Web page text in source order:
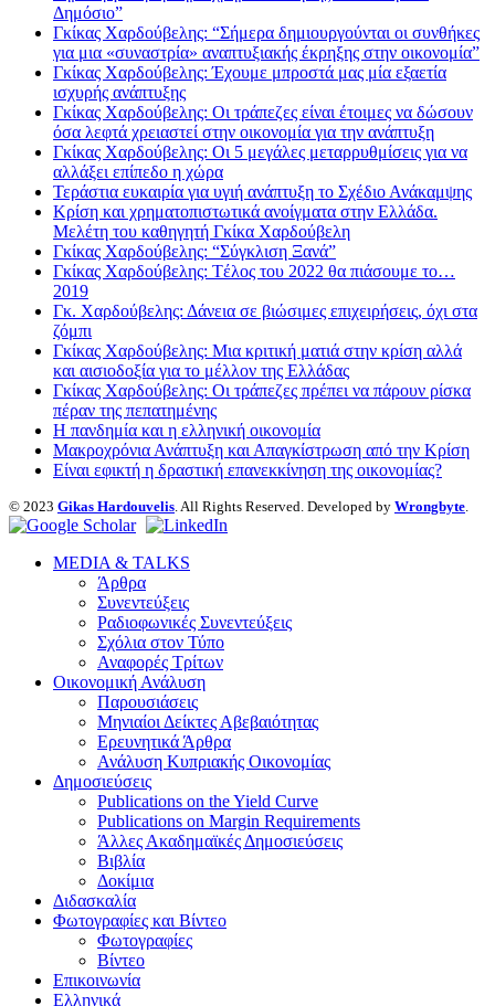
Δημόσιο”
Γκίκας Χαρδούβελης: “Σήμερα δημιουργούνται οι συνθήκες
για μια «συναστρία» αναπτυξιακής έκρηξης στην οικονομία”
Γκίκας Χαρδούβελης: Έχουμε μπροστά μας μία εξαετία
ισχυρής ανάπτυξης
Γκίκας Χαρδούβελης: Οι τράπεζες είναι έτοιμες να δώσουν
όσα λεφτά χρειαστεί στην οικονομία για την ανάπτυξη
Γκίκας Χαρδούβελης: Οι 5 μεγάλες μεταρρυθμίσεις για να
αλλάξει επίπεδο η χώρα
Τεράστια ευκαιρία για υγιή ανάπτυξη το Σχέδιο Ανάκαμψης
Κρίση και χρηματοπιστωτικά ανοίγματα στην Ελλάδα.
Μελέτη του καθηγητή Γκίκα Χαρδούβελη
Γκίκας Χαρδούβελης: “Σύγκλιση Ξανά”
Γκίκας Χαρδούβελης: Tέλος του 2022 θα πιάσουμε το…
2019
Γκ. Χαρδούβελης: Δάνεια σε βιώσιμες επιχειρήσεις, όχι στα
ζόμπι
Γκίκας Χαρδούβελης: Μια κριτική ματιά στην κρίση αλλά
και αισιοδοξία για το μέλλον της Ελλάδας
Γκίκας Χαρδούβελης: Οι τράπεζες πρέπει να πάρουν ρίσκα
πέραν της πεπατημένης
Η πανδημία και η ελληνική οικονομία
Μακροχρόνια Ανάπτυξη και Απαγκίστρωση από την Κρίση
Είναι εφικτή η δραστική επανεκκίνηση της οικονομίας?
© 2023 Gikas Hardouvelis. All Rights Reserved. Developed by Wrongbyte.
MEDIA & TALKS
Άρθρα
Συνεντεύξεις
Ραδιοφωνικές Συνεντεύξεις
Σχόλια στον Τύπο
Αναφορές Τρίτων
Οικονομική Ανάλυση
Παρουσιάσεις
Μηνιαίοι Δείκτες Αβεβαιότητας
Ερευνητικά Άρθρα
Ανάλυση Κυπριακής Οικονομίας
Δημοσιεύσεις
Publications on the Yield Curve
Publications on Margin Requirements
Άλλες Ακαδημαϊκές Δημοσιεύσεις
Βιβλία
Δοκίμια
Διδασκαλία
Φωτογραφίες και Βίντεο
Φωτογραφίες
Βίντεο
Επικοινωνία
Ελληνικά